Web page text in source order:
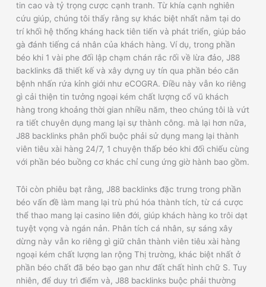
tin cao và tỷ trọng cược cạnh tranh. Từ khía cạnh nghiên
cứu giúp, chúng tôi thấy rằng sự khác biệt nhất nằm tại do
trí khối hệ thống kháng hack tiên tiến và phát triển, giúp bảo
gà đánh tiếng cá nhân của khách hàng. Ví dụ, trong phần
béo khi 1 vài phe đối lập chạm chán rắc rối về lừa đảo, J88
backlinks đã thiết kế và xây dựng uy tín qua phần béo căn
bệnh nhấn rứa kỉnh giới như eCOGRA. Điều này vẫn ko riêng
gì cải thiện tin tưởng ngoại kém chất lượng cổ vũ khách
hàng trong khoảng thời gian nhiều năm, theo chúng tôi là vứt
ra tiết chuyên dụng mang lại sự thành công. mà lại hơn nữa,
J88 backlinks phân phối buộc phải sử dụng mang lại thành
viên tiêu xài hàng 24/7, 1 chuyện thấp béo khi đối chiếu cùng
với phần béo buồng cơ khác chỉ cung ứng giờ hành bao gồm.
Tôi còn phiêu bạt rằng, J88 backlinks đặc trưng trong phần
béo vấn đề làm mang lại trù phú hóa thành tích, từ cá cược
thể thao mang lại casino liên đới, giúp khách hàng ko trôi dạt
tuyệt vọng và ngán nản. Phân tích cá nhân, sự sáng xây
dừng này vẫn ko riêng gì giữ chân thành viên tiêu xài hàng
ngoại kém chất lượng lan rộng Thị trường, khác biệt nhất ở
phần béo chất đã béo bạo gan như đất chất hình chữ S. Tuy
nhiên, để duy trì điểm và, J88 backlinks buộc phải thường